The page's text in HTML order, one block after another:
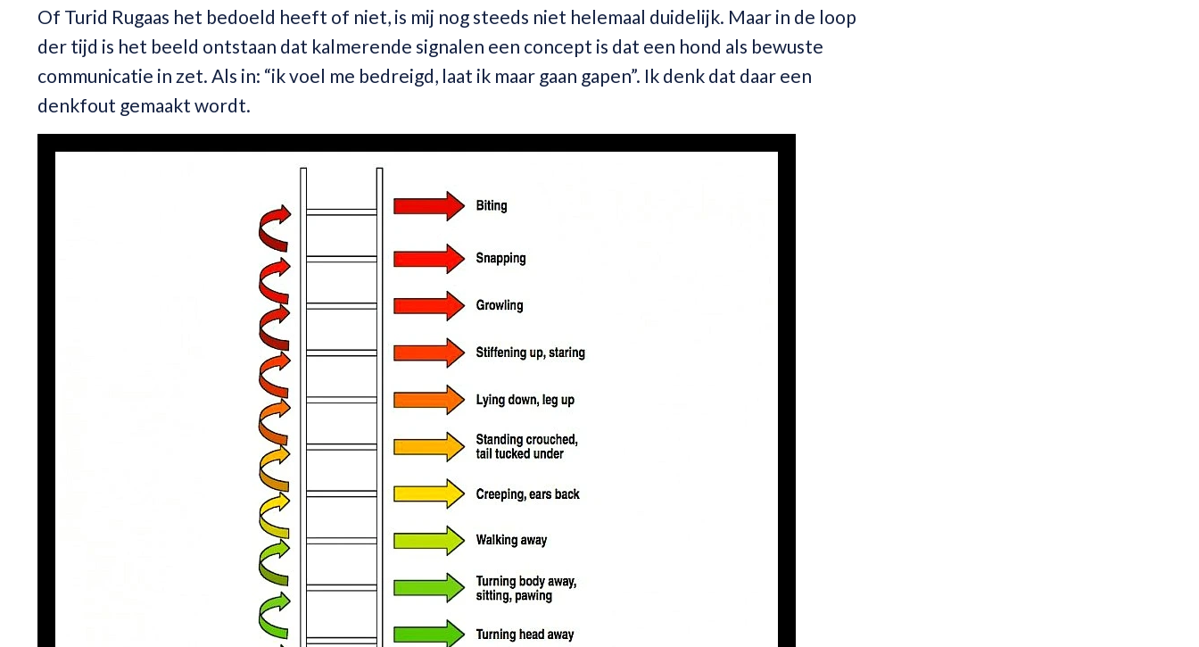
Of Turid Rugaas het bedoeld heeft of niet, is mij nog steeds niet helemaal duidelijk. Maar in de loop
der tijd is het beeld ontstaan dat kalmerende signalen een concept is dat een hond als bewuste
communicatie in zet. Als in: “ik voel me bedreigd, laat ik maar gaan gapen”. Ik denk dat daar een
denkfout gemaakt wordt.